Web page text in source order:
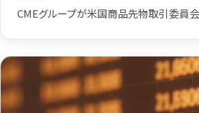
CMEグループが米国商品先物取引委員